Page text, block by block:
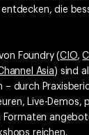
die
Foundry (CIO,
Asia) sind
durch
Live-Demos,
reichen.